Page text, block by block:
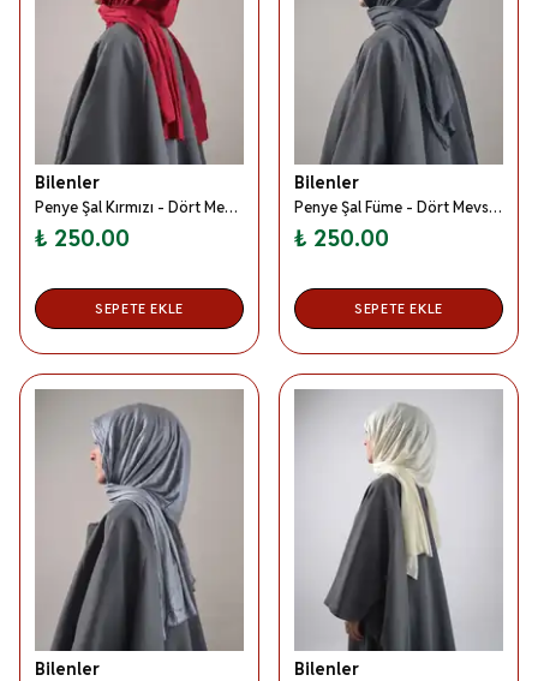
Bilenler
Penye Şal Kırmızı - Dört Mevsim- Yumuşak Dokulu
₺ 250.00
SEPETE EKLE
Bilenler
Penye Şal Füme - Dört Mevsim- Yumuşak Dokulu
₺ 250.00
SEPETE EKLE
Bilenler Bilenler